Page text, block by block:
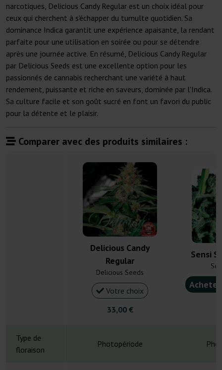
narcotiques, Delicious Candy Regular est un choix idéal pour
ceux qui cherchent à s'échapper du tumulte quotidien. Sa
dominance Indica garantit une expérience apaisante, la rendant
parfaite pour une utilisation en soirée ou pour se détendre
après une journée active. En résumé, Delicious Candy Regular
par Delicious Seeds est une excellente option pour les
passionnés de cannabis recherchant une variété à haut
rendement, puissante et riche en saveurs, dominée par l'Indica.
Sa culture facile et son goût sucré en font un favori du public
pour la détente et le plaisir.
Comparer avec des produits similaires :
Delicious Candy
Regular
Delicious Seeds
Votre choix
33,00 €
Sensi
Type de
floraison
Photopériode